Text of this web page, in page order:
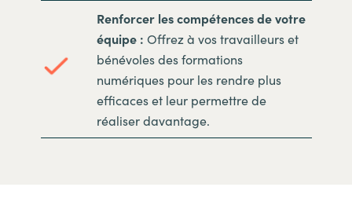
Renforcer les compétences de votre
équipe : Offrez à vos travailleurs et
bénévoles des formations
numériques pour les rendre plus
efficaces et leur permettre de
réaliser davantage.